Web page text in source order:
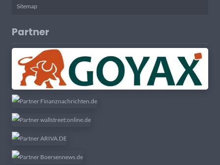
Sitemap
Partner